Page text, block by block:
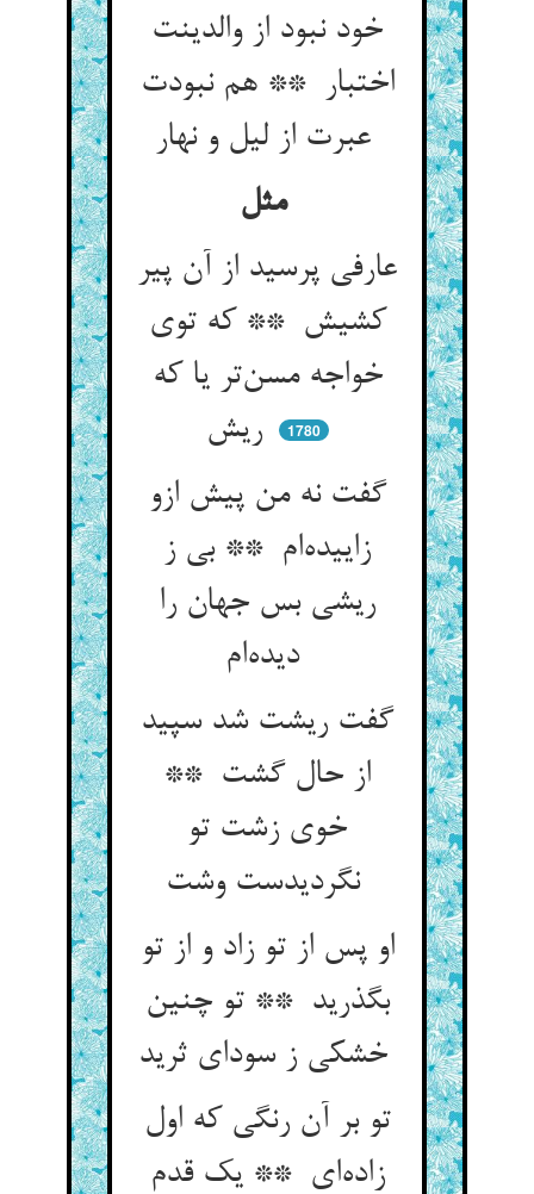
خود نبود از والدینت
اختبار ** هم نبودت
عبرت از لیل و نهار
مثل
عارفی پرسید از آن پیر
کشیش ** که توی
خواجه مسن‌تر یا که
ریش
1780
گفت نه من پیش ازو
زاییده‌ام ** بی ز
ریشی بس جهان را
دیده‌ام
گفت ریشت شد سپید
از حال گشت **
خوی زشت تو
نگردیدست وشت
او پس از تو زاد و از تو
بگذرید ** تو چنین
خشکی ز سودای ثرید
تو بر آن رنگی که اول
زاده‌ای ** یک قدم